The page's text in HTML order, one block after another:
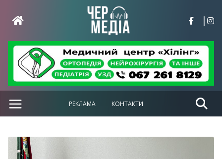
РЕКЛАМА КОНТАКТИ